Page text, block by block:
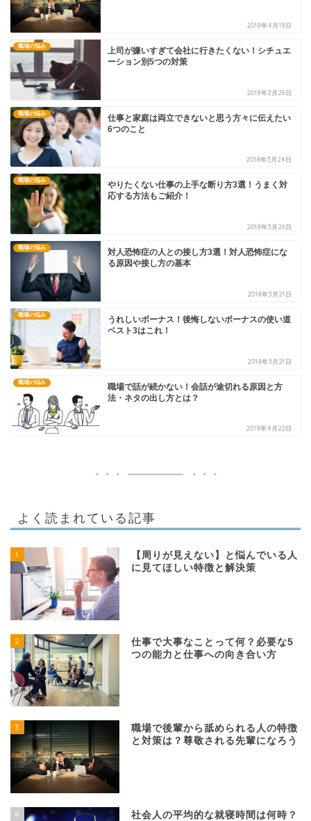
2018年4月18日
職場の悩み
上司が嫌いすぎて会社に行きたくない！シチュエ
ーション別5つの対策
2018年2月26日
職場の悩み
仕事と家庭は両立できないと思う方々に伝えたい
6つのこと
2018年3月24日
職場の悩み
やりたくない仕事の上手な断り方3選！うまく対
応する方法もご紹介！
2018年3月26日
職場の悩み
対人恐怖症の人との接し方3選！対人恐怖症にな
る原因や接し方の基本
2018年3月21日
職場の悩み
うれしいボーナス！後悔しないボーナスの使い道
ベスト3はこれ！
2018年3月21日
職場の悩み
職場で話が続かない！会話が途切れる原因と方
法・ネタの出し方とは？
2018年4月22日
よく読まれている記事
1
【周りが見えない】と悩んでいる人
に見てほしい特徴と解決策
2
仕事で大事なことって何？必要な5
つの能力と仕事への向き合い方
3
職場で後輩から舐められる人の特徴
と対策は？尊敬される先輩になろう
4
社会人の平均的な就寝時間は何時？